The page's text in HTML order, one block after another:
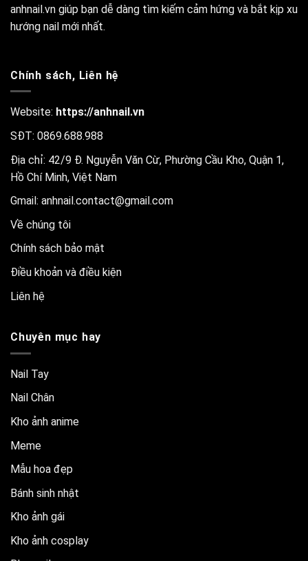
anhnail.vn giúp bạn dễ dàng tìm kiếm cảm hứng và bắt kịp xu
hướng nail mới nhất.
Chính sách, Liên hệ
Website: https://anhnail.vn
SĐT: 0869.688.988
Địa chỉ: 42/9 Đ. Nguyễn Văn Cừ, Phường Cầu Kho, Quận 1,
Hồ Chí Minh, Việt Nam
Gmail: anhnail.contact@gmail.com
Về chúng tôi
Chính sách bảo mật
Điều khoản và điều kiện
Liên hệ
Chuyên mục hay
Nail Tay
Nail Chân
Kho ảnh anime
Meme
Mẫu hoa đẹp
Bánh sinh nhật
Kho ảnh gái
Kho ảnh cosplay